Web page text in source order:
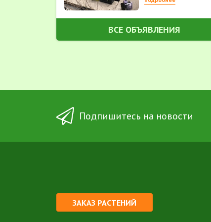
ВСЕ ОБЪЯВЛЕНИЯ
Подпишитесь на новости
ЗАКАЗ РАСТЕНИЙ